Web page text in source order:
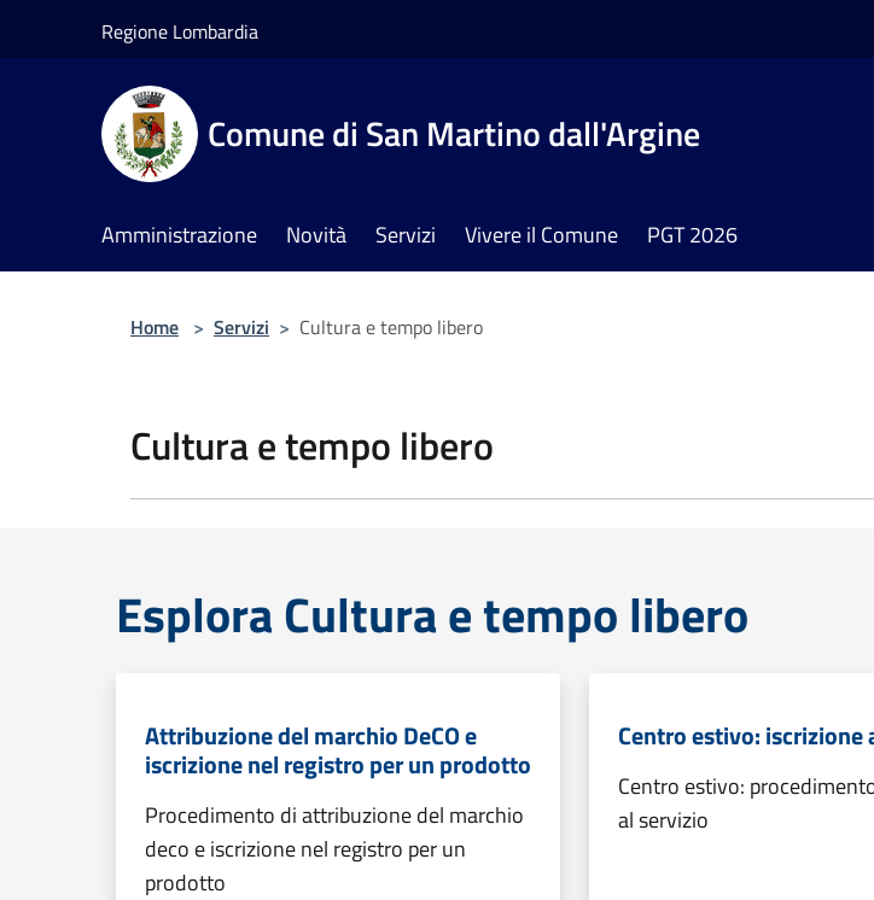
Regione Lombardia
Comune di San Martino dall'Argine
Amministrazione Novità Servizi Vivere il Comune PGT 2026
Home > Servizi > Cultura e tempo libero
Cultura e tempo libero
Esplora Cultura e tempo libero
Attribuzione del marchio DeCO e
iscrizione nel registro per un prodotto
Procedimento di attribuzione del marchio
deco e iscrizione nel registro per un
prodotto
Centro estivo: iscrizione
Centro estivo:
al servizio